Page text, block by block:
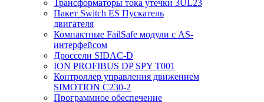
Трансформаторы тока утечки 3UL23
Пакет Switch ES Пускатель
двигателя
Компактные FailSafe модули с AS-
интерфейсом
Дроссели SIDAC-D
ION PROFIBUS DP SPY T001
Контроллер управления движением
SIMOTION C230-2
Программное обеспечение